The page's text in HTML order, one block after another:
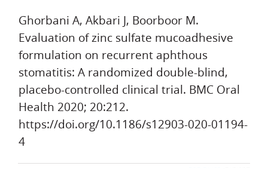
Ghorbani A, Akbari J, Boorboor M.
Evaluation of zinc sulfate mucoadhesive
formulation on recurrent aphthous
stomatitis: A randomized double-blind,
placebo-controlled clinical trial. BMC Oral
Health 2020; 20:212.
https://doi.org/10.1186/s12903-020-01194-
4